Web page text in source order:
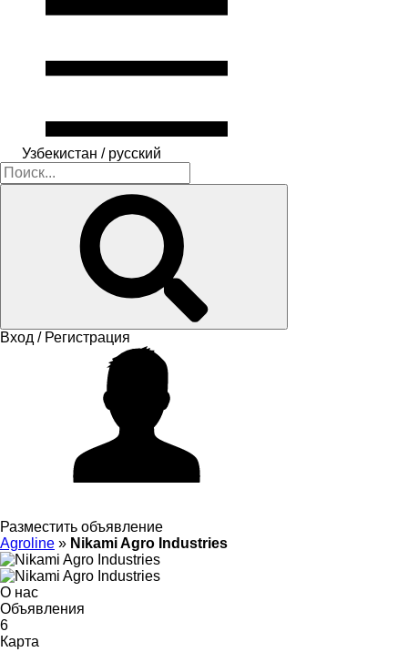
Узбекистан / русский
Вход / Регистрация
Разместить объявление
Agroline » Nikami Agro Industries
О нас
Объявления
6
Карта